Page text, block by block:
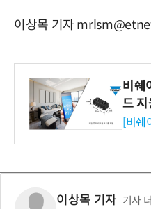
이상목 기자
비쉐
드
리즈
[비쉐
이상목 기자 기사